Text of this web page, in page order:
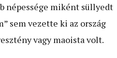
népessége miként süllyedt
sem vezette ki az ország
vagy maoista volt.